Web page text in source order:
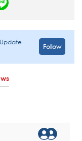
Follow